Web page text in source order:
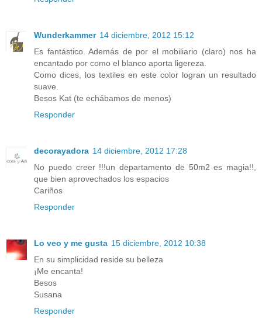
Wunderkammer 14 diciembre, 2012 15:12
Es fantástico. Además de por el mobiliario (claro) nos ha
encantado por como el blanco aporta ligereza.
Como dices, los textiles en este color logran un resultado
suave.
Besos Kat (te echábamos de menos)
Responder
decorayadora 14 diciembre, 2012 17:28
No puedo creer !!!un departamento de 50m2 es magia!!,
que bien aprovechados los espacios
Cariños
Responder
Lo veo y me gusta 15 diciembre, 2012 10:38
En su simplicidad reside su belleza
¡Me encanta!
Besos
Susana
Responder